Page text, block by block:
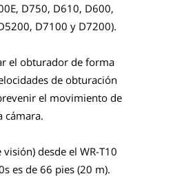
D750, D610, D600,
D7100 y D7200).
el obturador de forma
de obturación
el movimiento de
cámara.
desde el WR-T10
es de 66 pies (20 m).